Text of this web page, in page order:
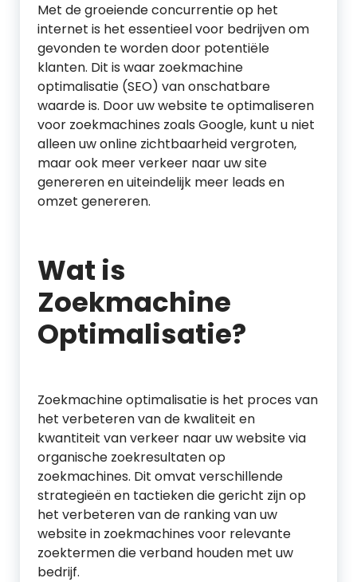
Met de groeiende concurrentie op het
internet is het essentieel voor bedrijven om
gevonden te worden door potentiële
klanten. Dit is waar zoekmachine
optimalisatie (SEO) van onschatbare
waarde is. Door uw website te optimaliseren
voor zoekmachines zoals Google, kunt u niet
alleen uw online zichtbaarheid vergroten,
maar ook meer verkeer naar uw site
genereren en uiteindelijk meer leads en
omzet genereren.
Wat is
Zoekmachine
Optimalisatie?
Zoekmachine optimalisatie is het proces van
het verbeteren van de kwaliteit en
kwantiteit van verkeer naar uw website via
organische zoekresultaten op
zoekmachines. Dit omvat verschillende
strategieën en tactieken die gericht zijn op
het verbeteren van de ranking van uw
website in zoekmachines voor relevante
zoektermen die verband houden met uw
bedrijf.